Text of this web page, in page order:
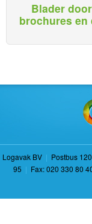
Blader
brochures en
Logavak BV | Postbus
95 | Fax: 020 330 80